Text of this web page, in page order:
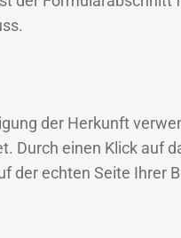
der Herkunft
Durch einen Klick auf
der echten Seite Ihrer